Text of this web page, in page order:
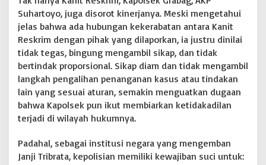
Suhartoyo, juga disorot kinerjanya. Meski mengetahui
jelas bahwa ada hubungan kekerabatan antara Kanit
Reskrim dengan pihak yang dilaporkan, ia justru dinilai
tidak tegas, bingung mengambil sikap, dan tidak
bertindak proporsional. Sikap diam dan tidak mengambil
langkah pengalihan penanganan kasus atau tindakan
lain yang sesuai aturan, semakin menguatkan dugaan
bahwa Kapolsek pun ikut membiarkan ketidakadilan
terjadi di wilayah hukumnya.
Padahal, sebagai institusi negara yang mengemban
Janji Tribrata, kepolisian memiliki kewajiban suci untuk: